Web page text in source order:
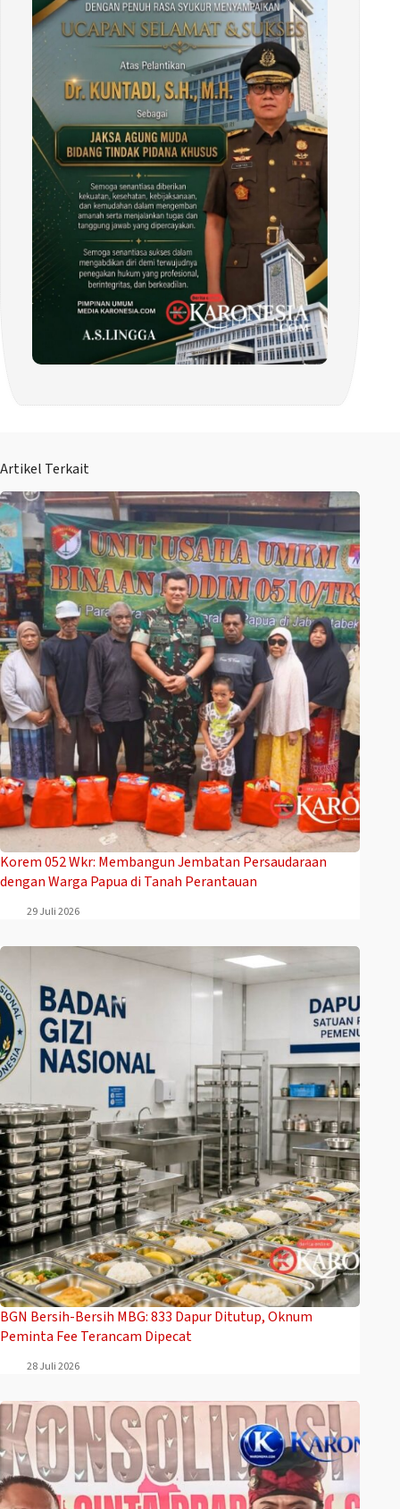
Artikel Terkait
Korem 052 Wkr: Membangun Jembatan Persaudaraan
dengan Warga Papua di Tanah Perantauan
29 Juli 2026
BGN Bersih-Bersih MBG: 833 Dapur Ditutup, Oknum
Peminta Fee Terancam Dipecat
28 Juli 2026